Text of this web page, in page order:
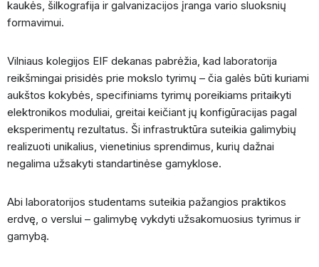
kaukės, šilkografija ir galvanizacijos įranga vario sluoksnių
formavimui.
Vilniaus kolegijos EIF dekanas pabrėžia, kad laboratorija
reikšmingai prisidės prie mokslo tyrimų – čia galės būti kuriami
aukštos kokybės, specifiniams tyrimų poreikiams pritaikyti
elektronikos moduliai, greitai keičiant jų konfigūracijas pagal
eksperimentų rezultatus. Ši infrastruktūra suteikia galimybių
realizuoti unikalius, vienetinius sprendimus, kurių dažnai
negalima užsakyti standartinėse gamyklose.
Abi laboratorijos studentams suteikia pažangios praktikos
erdvę, o verslui – galimybę vykdyti užsakomuosius tyrimus ir
gamybą.